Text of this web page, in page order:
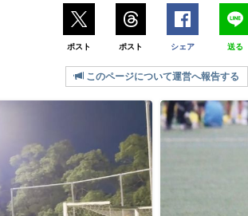
ポスト ポスト シェア 送る
このページについて運営へ報告する